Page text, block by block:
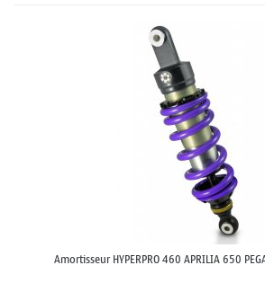
Amortisseur HYPERPRO 460 APRILIA 650